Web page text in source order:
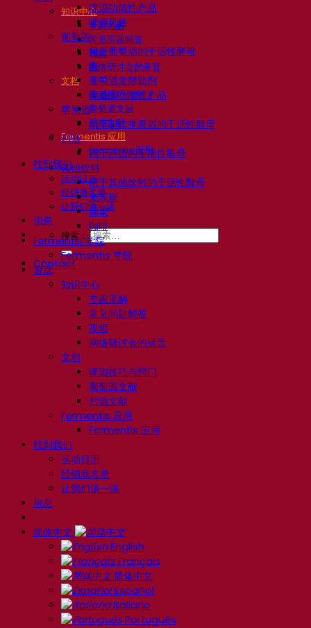
知识中心
专家见解
常见问题解答
视频
网络研讨会的录音
文档
啤酒技巧与窍门
葡萄酒文献
烈酒文献
Fermentis 应用
Fermentis 应用
找到我们
活动日历
经销商名单
让我们谈一谈
消息
搜索：
Contact
啤酒功能性产品
啤酒风格
葡萄酒
用于葡萄酒的干活性酵母
酶
葡萄酒发酵助剂
葡萄酒功能性产品
苹果酒
用于制作苹果酒的干活性酵母
烈酒
用于烈酒的干活性酵母
其他饮料
用于其他饮料的干活性酵母
克瓦斯
高粱
咖啡
Fermentis 学院
Fermentis 学院
资源
知识中心
专家见解
常见问题解答
视频
网络研讨会的录音
文档
啤酒技巧与窍门
葡萄酒文献
烈酒文献
Fermentis 应用
Fermentis 应用
找到我们
活动日历
经销商名单
让我们谈一谈
消息
简体中文
English
Français
简体中文
Español
Italiano
Português